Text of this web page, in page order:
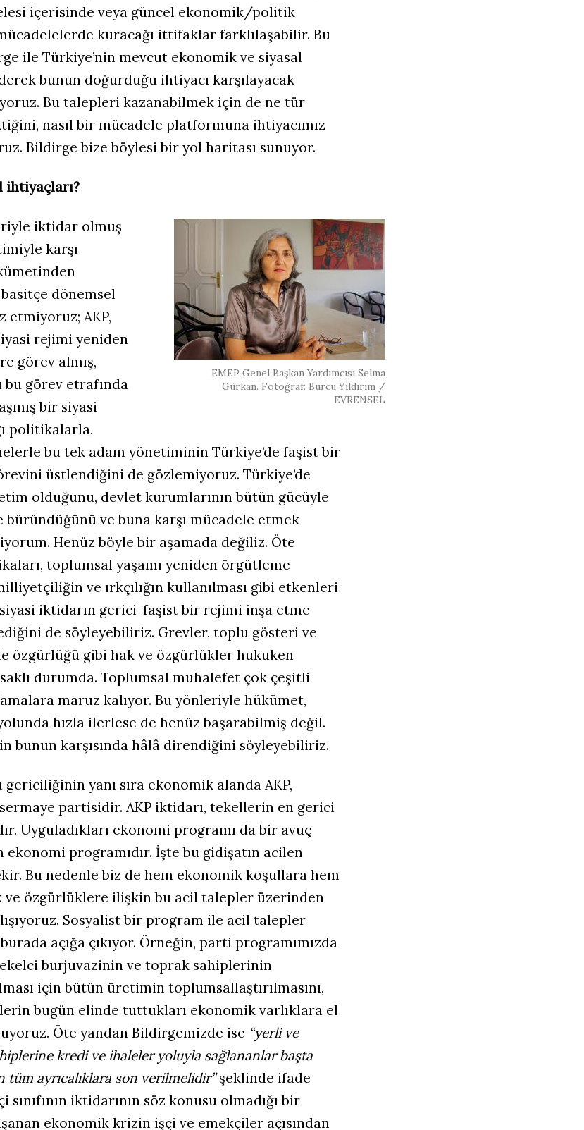
içerisinde veya güncel ekonomik/politik
kuracağı ittifaklar farklılaşabilir. Bu
ile Türkiye’nin mevcut ekonomik ve siyasal
bunun doğurduğu ihtiyacı karşılayacak
Bu talepleri kazanabilmek için de ne tür
nasıl bir mücadele platformuna ihtiyacımız
Bildirge bize böylesi bir yol haritası sunuyor.
ihtiyaçları?
EMEP Genel Başkan Yardımcısı Selma
Gürkan. Fotoğraf: Burcu Yıldırım /
EVRENSEL
iktidar olmuş
karşı
dönemsel
etmiyoruz; AKP,
rejimi yeniden
görev almış,
görev etrafında
bir siyasi
politikalarla,
bu tek adam yönetiminin Türkiye’de faşist bir
üstlendiğini de gözlemiyoruz. Türkiye’de
olduğunu, devlet kurumlarının bütün gücüyle
ve buna karşı mücadele etmek
Henüz böyle bir aşamada değiliz. Öte
toplumsal yaşamı yeniden örgütleme
ve ırkçılığın kullanılması gibi etkenleri
iktidarın gerici-faşist bir rejimi inşa etme
de söyleyebiliriz. Grevler, toplu gösteri ve
özgürlüğü gibi hak ve özgürlükler hukuken
durumda. Toplumsal muhalefet çok çeşitli
maruz kalıyor. Bu yönleriyle hükümet,
hızla ilerlese de henüz başarabilmiş değil.
bunun karşısında hâlâ direndiğini söyleyebiliriz.
gericiliğinin yanı sıra ekonomik alanda AKP,
partisidir. AKP iktidarı, tekellerin en gerici
Uyguladıkları ekonomi programı da bir avuç
programıdır. İşte bu gidişatın acilen
Bu nedenle biz de hem ekonomik koşullara hem
ve özgürlüklere ilişkin bu acil talepler üzerinden
Sosyalist bir program ile acil talepler
açığa çıkıyor. Örneğin, parti programımızda
burjuvazinin ve toprak sahiplerinin
için bütün üretimin toplumsallaştırılmasını,
bugün elinde tuttukları ekonomik varlıklara el
Öte yandan Bildirgemizde ise “yerli ve
kredi ve ihaleler yoluyla sağlananlar başta
tüm ayrıcalıklara son verilmelidir”şeklinde ifade
iktidarının söz konusu olmadığı bir
ekonomik krizin işçi ve emekçiler açısından